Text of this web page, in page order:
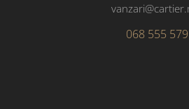
068 555 579